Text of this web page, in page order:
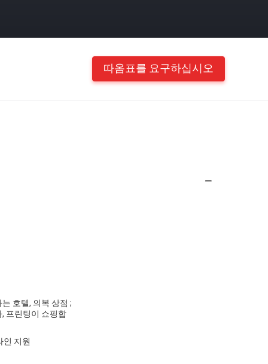
따옴표를 요구하십시오
호텔, 의복 상점 ;
프린팅이 쇼핑합
인 지원